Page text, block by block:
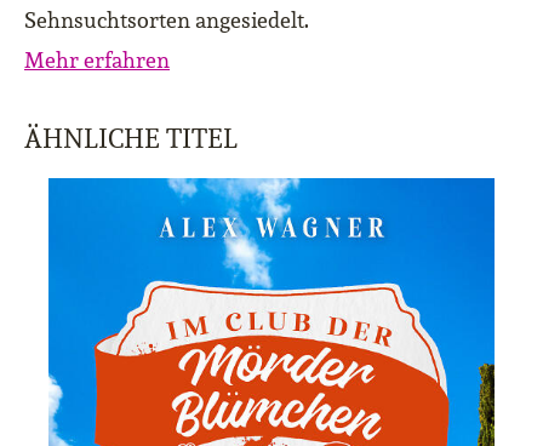
Sehnsuchtsorten angesiedelt.
Mehr erfahren
ÄHNLICHE TITEL